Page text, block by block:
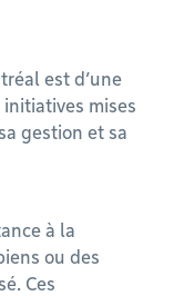
est d’une
mises
gestion et sa
à la
ou des
Ces